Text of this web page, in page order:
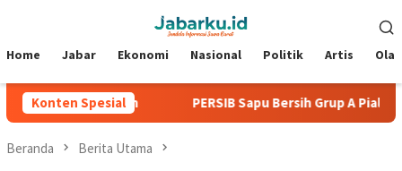
Mobile
Home Jabar Ekonomi Nasional Politik Artis
Konten Spesial
Kebobolan PERSIB Sapu Bersih Grup A Piala Presiden
Beranda Berita Utama